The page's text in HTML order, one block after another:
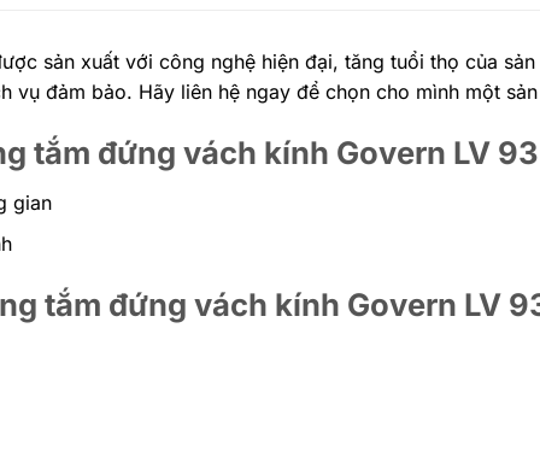
sản xuất với công nghệ hiện đại, tăng tuổi thọ của
vụ đảm bảo. Hãy liên hệ ngay để chọn cho mình một
tắm đứng vách kính Govern LV 93
gian
tắm đứng vách kính Govern LV